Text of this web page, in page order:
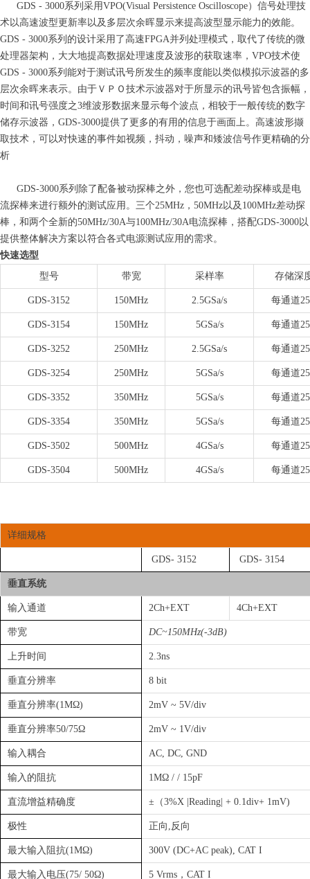
GDS - 3000系列采用VPO(Visual Persistence Oscilloscope）信号处理技
术以高速波型更新率以及多层次余晖显示来提高波型显示能力的效能。
GDS - 3000系列的设计采用了高速FPGA并列处理模式，取代了传统的微
处理器架构，大大地提高数据处理速度及波形的获取速率，VPO技术使
GDS - 3000系列能对于测试讯号所发生的频率度能以类似模拟示波器的多
层次余晖来表示。由于ＶＰＯ技术示波器对于所显示的讯号皆包含振幅，
时间和讯号强度之3维波形数据来显示每个波点，相较于一般传统的数字
储存示波器，GDS-3000提供了更多的有用的信息于画面上。高速波形撷
取技术，可以对快速的事件如视频，抖动，噪声和矮波信号作更精确的分
析
GDS-3000系列除了配备被动探棒之外，您也可选配差动探棒或是电
流探棒来进行额外的测试应用。三个25MHz，50MHz以及100MHz差动探
棒，和两个全新的50MHz/30A与100MHz/30A电流探棒，搭配GDS-3000以
提供整体解决方案以符合各式电源测试应用的需求。
快速选型
型号
带宽 采样率 存储深
GDS-3152 150MHz 2.5GSa/s 每通道
GDS-3154 150MHz 5GSa/s 每通道
GDS-3252 250MHz 2.5GSa/s 每通道
GDS-3254 250MHz 5GSa/s 每通道
GDS-3352 350MHz 5GSa/s 每通道
GDS-3354 350MHz 5GSa/s 每通道
GDS-3502 500MHz 4GSa/s 每通道
GDS-3504 500MHz 4GSa/s 每通道
详细规格
GDS- 3152 GDS- 3154
垂直系统
输入通道 2Ch+EXT 4Ch+EXT
带宽 DC~150MHz(-3dB)
上升时间 2.3ns
垂直分辨率 8 bit
垂直分辨率(1MΩ) 2mV ~ 5V/div
垂直分辨率50/75Ω 2mV ~ 1V/div
输入耦合 AC, DC, GND
输入的阻抗 1MΩ / / 15pF
直流增益精确度 ±（3%X |Reading| + 0.1div+ 1mV)
极性 正向,反向
最大输入阻抗(1MΩ) 300V (DC+AC peak), CAT I
最大输入电压(75/ 50Ω) 5 Vrms，CAT I